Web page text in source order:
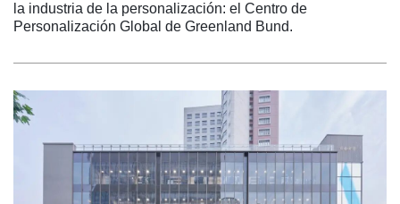
la industria de la personalización: el Centro de
Personalización Global de Greenland Bund.